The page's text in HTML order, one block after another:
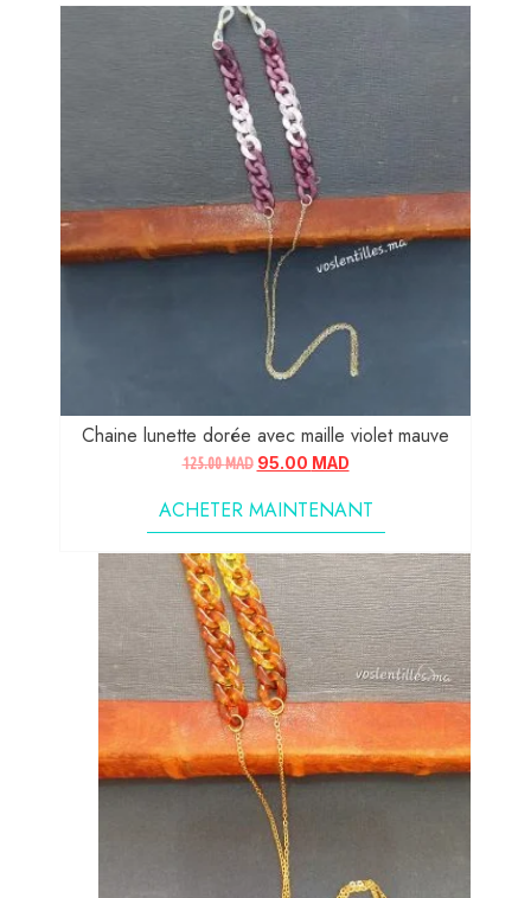
Chaine lunette dorée avec maille violet mauve
125.00MAD 95.00 MAD
ACHETER MAINTENANT